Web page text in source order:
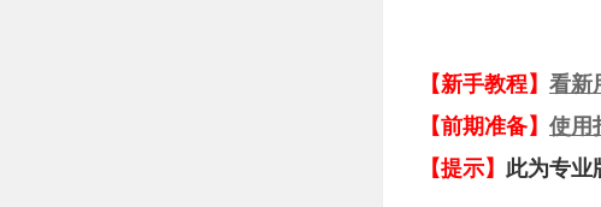
【新手教程】 看新
【前期准备】 使用
【提示】 此为专业